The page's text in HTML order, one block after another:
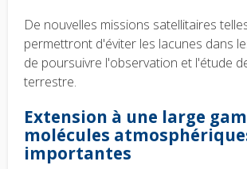
De nouvelles missions satellitaires
permettront d'éviter les lacunes dans
de poursuivre l'observation et l'étude
terrestre.
Extension à une large
molécules
importantes